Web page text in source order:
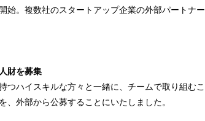
始。複数社のスタートアップ企業の外部パートナー
財を募集
つハイスキルな方々と一緒に、チームで取り組むこ
外部から公募することにいたしました。